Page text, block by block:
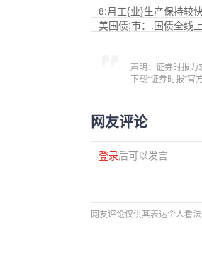
8:月工{业}生产保持较
美国债;市：.国债全线
声明：证券时报
下载“证券时报”
网友评论
登录后可以发言
网友评论仅供其表达个人看